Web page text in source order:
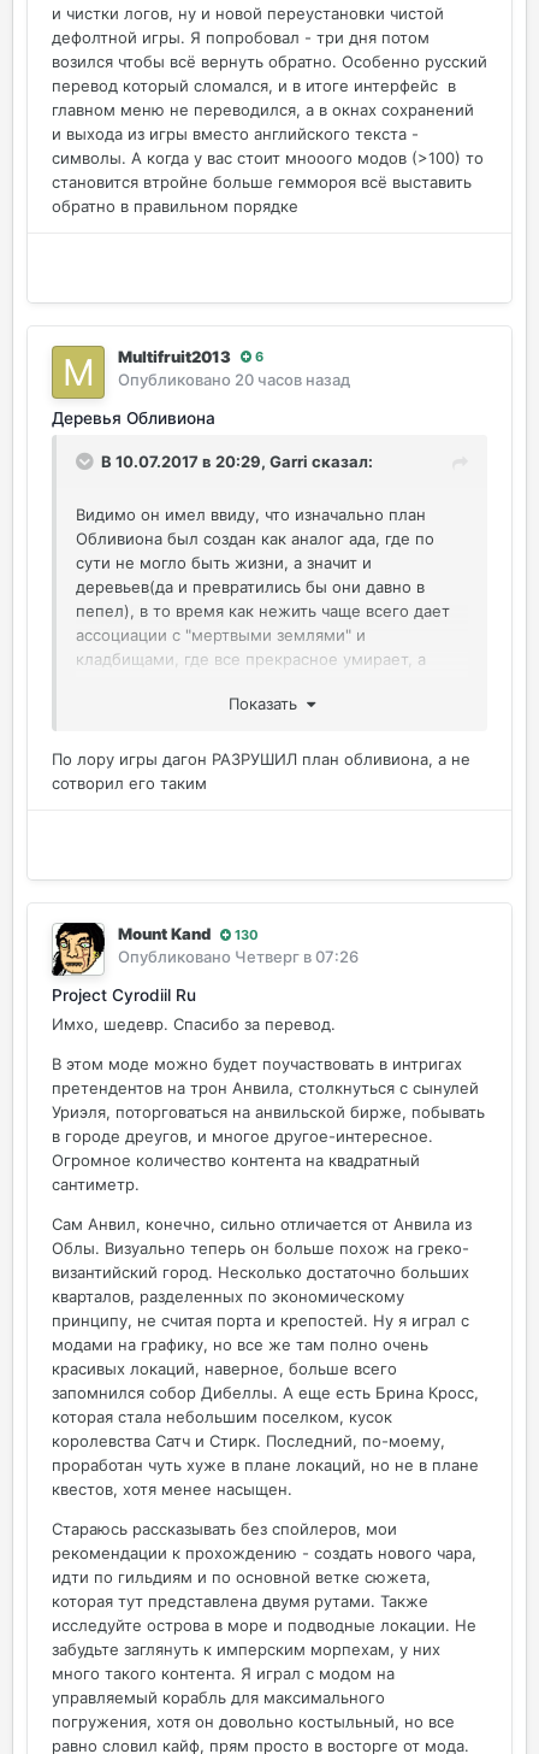
и чистки логов, ну и новой переустановки чистой
дефолтной игры. Я попробовал - три дня потом
возился чтобы всё вернуть обратно. Особенно русский
перевод который сломался, и в итоге интерфейс в
главном меню не переводился, а в окнах сохранений
и выхода из игры вместо английского текста -
символы. А когда у вас стоит мнооого модов (>100) то
становится втройне больше геммороя всё выставить
обратно в правильном порядке
Multifruit2013 6
Опубликовано 20 часов назад
Деревья Обливиона
В 10.07.2017 в 20:29, Garri сказал:
Видимо он имел ввиду, что изначально план
Обливиона был создан как аналог ада, где по
сути не могло быть жизни, а значит и
деревьев(да и превратились бы они давно в
пепел), в то время как нежить чаще всего дает
ассоциации с "мертвыми землями" и
кладбищами, где все прекрасное умирает, а
Показать
По лору игры дагон РАЗРУШИЛ план обливиона, а не
сотворил его таким
Mount Kand 130
Опубликовано Четверг в 07:26
Project Cyrodiil Ru
Имхо, шедевр. Спасибо за перевод.
В этом моде можно будет поучаствовать в интригах
претендентов на трон Анвила, столкнуться с сынулей
Уриэля, поторговаться на анвильской бирже, побывать
в городе дреугов, и многое другое-интересное.
Огромное количество контента на квадратный
сантиметр.
Сам Анвил, конечно, сильно отличается от Анвила из
Облы. Визуально теперь он больше похож на греко-
византийский город. Несколько достаточно больших
кварталов, разделенных по экономическому
принципу, не считая порта и крепостей. Ну я играл с
модами на графику, но все же там полно очень
красивых локаций, наверное, больше всего
запомнился собор Дибеллы. А еще есть Брина Кросс,
которая стала небольшим поселком, кусок
королевства Сатч и Стирк. Последний, по-моему,
проработан чуть хуже в плане локаций, но не в плане
квестов, хотя менее насыщен.
Стараюсь рассказывать без спойлеров, мои
рекомендации к прохождению - создать нового чара,
идти по гильдиям и по основной ветке сюжета,
которая тут представлена двумя рутами. Также
исследуйте острова в море и подводные локации. Не
забудьте заглянуть к имперским морпехам, у них
много такого контента. Я играл с модом на
управляемый корабль для максимального
погружения, хотя он довольно костыльный, но все
равно словил кайф, прям просто в восторге от мода.